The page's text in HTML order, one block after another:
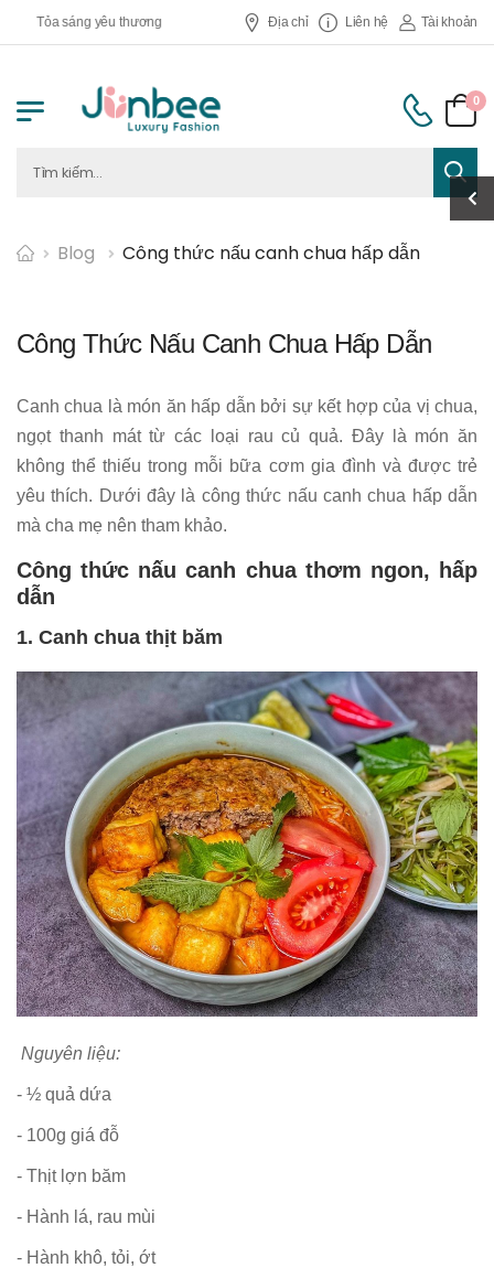
sáng yêu thương Địa chỉ Liên hệ Tài khoản
0
Blog Công thức nấu canh chua hấp dẫn
Công Thức Nấu Canh Chua Hấp Dẫn
Canh chua là món ăn hấp dẫn bởi sự kết hợp của vị chua,
ngọt thanh mát từ các loại rau củ quả. Đây là món ăn
không thể thiếu trong mỗi bữa cơm gia đình và được trẻ
yêu thích. Dưới đây là công thức nấu canh chua hấp dẫn
mà cha mẹ nên tham khảo.
Công thức nấu canh chua thơm ngon, hấp
dẫn
1. Canh chua thịt băm
Nguyên liệu:
- ½ quả dứa
- 100g giá đỗ
- Thịt lợn băm
- Hành lá, rau mùi
- Hành khô, tỏi, ớt